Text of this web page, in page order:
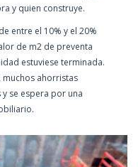
y quien construye.
entre el 10% y el 20%
de m2 de preventa
estuviese terminada.
muchos ahorristas
se espera por una